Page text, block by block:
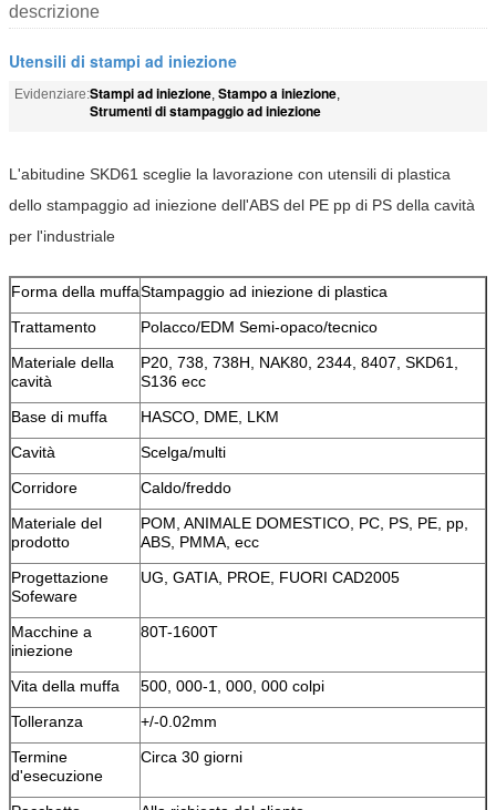
descrizione
Utensili di stampi ad iniezione
Evidenziare:Stampi ad iniezione, Stampo a iniezione,
Strumenti di stampaggio ad iniezione
L'abitudine SKD61 sceglie la lavorazione con utensili di plastica
dello stampaggio ad iniezione dell'ABS del PE pp di PS della cavità
per l'industriale
Forma della muffaStampaggio ad iniezione di plastica
Trattamento
Polacco/EDM Semi-opaco/tecnico
Materiale della
cavità
P20, 738, 738H, NAK80, 2344, 8407, SKD61,
S136 ecc
Base di muffa
HASCO, DME, LKM
Cavità
Scelga/multi
Corridore
Caldo/freddo
Materiale del
prodotto
POM, ANIMALE DOMESTICO, PC, PS, PE, pp,
ABS, PMMA, ecc
Progettazione
Sofeware
UG, GATIA, PROE, FUORI CAD2005
Macchine a
iniezione
80T-1600T
Vita della muffa
500, 000-1, 000, 000 colpi
Tolleranza
+/-0.02mm
Termine
d'esecuzione
Circa 30 giorni